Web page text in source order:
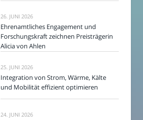
26. JUNI 2026
Ehrenamtliches Engagement und
Forschungskraft zeichnen Preisträgerin
Alicia von Ahlen
25. JUNI 2026
Integration von Strom, Wärme, Kälte
und Mobilität effizient optimieren
24. JUNI 2026